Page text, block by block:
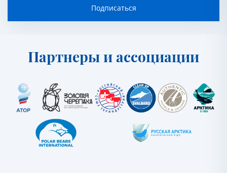
Подписаться
Партнеры и ассоциации